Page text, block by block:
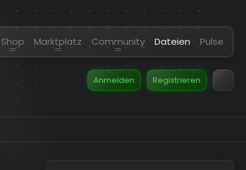
Shop Marktplatz Community Dateien Pulse
Anmelden Registrieren